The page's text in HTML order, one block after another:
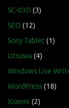
SC-03D (3)
SEO (12)
Sony Tablet (1)
Utsuwa (4)
Windows Live
WordPress (18)
Xiaomi (2)